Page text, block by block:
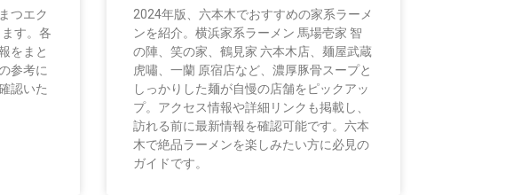
つエク
す。各
をまと
参考に
認いた
2024年版、六本木でおすすめの家系ラーメ
ンを紹介。横浜家系ラーメン 馬場壱家 智
の陣、笑の家、鶴見家 六本木店、麺屋武蔵
虎嘯、一蘭 原宿店など、濃厚豚骨スープと
しっかりした麺が自慢の店舗をピックアッ
プ。アクセス情報や詳細リンクも掲載し、
訪れる前に最新情報を確認可能です。六本
木で絶品ラーメンを楽しみたい方に必見の
ガイドです。